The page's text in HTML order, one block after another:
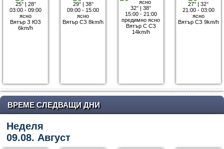
25°| 28°
03:00 - 09:00
ясно
Вятър З ЮЗ
6km/h
29°| 38°
09:00 - 15:00
ясно
Вятър СЗ 8km/h
32° |38°
15:00 - 21:00
предимно ясно
Вятър С СЗ
14km/h
27° |32°
21:00 - 03:00
ясно
Вятър СЗ 9km/h
ВРЕМЕ СЛЕДВАЩИ ДНИ
Неделя
09.08. Август